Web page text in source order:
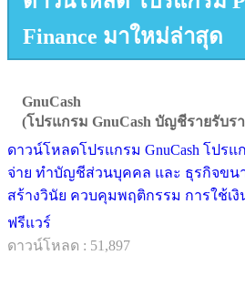
Finance มาใหม่ล่าสุด
GnuCash
(โปรแกรม GnuCash บัญชีรายรับร
ดาวน์โหลดโปรแกรม GnuCash โปร
จ่าย ทำบัญชีส่วนบุคคล และ ธุรกิจขน
สร้างวินัย ควบคุมพฤติกรรม การใช้เ
ฟรีแวร์
ดาวน์โหลด : 51,897